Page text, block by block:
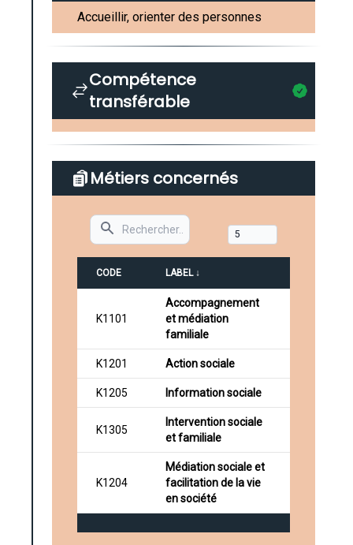
Accueillir, orienter des personnes
Compétence
transférable
Métiers concernés
Search
CODE LABEL ↓
K1101
Accompagnement
et médiation
familiale
K1201 Action sociale
K1205 Information sociale
K1305
Intervention sociale
et familiale
K1204
Médiation sociale et
facilitation de la vie
en société